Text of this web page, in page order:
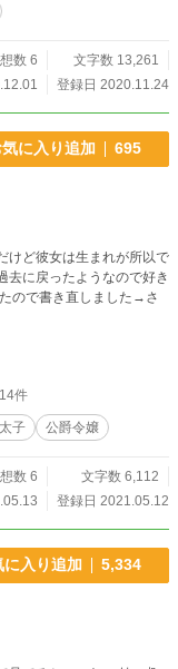
数 6
文字数 13,261
登録日 2020.11.24
気に入り追加 695
けど彼女は生まれが所以で
去に戻ったようなので好き
件
子 公爵令嬢
数 6
文字数 6,112
登録日 2021.05.12
に入り追加 5,334